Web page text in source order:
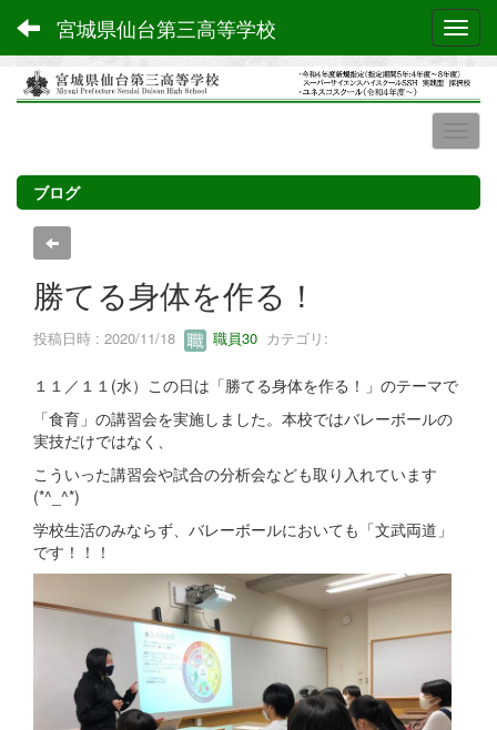
宮城県仙台第三高等学校
ブログ
勝てる身体を作る！
投稿日時 : 2020/11/18 職員30 カテゴリ:
１１／１１(水）この日は「勝てる身体を作る！」のテーマで
「食育」の講習会を実施しました。本校ではバレーボールの
実技だけではなく、
こういった講習会や試合の分析会なども取り入れています
(*^_^*)
学校生活のみならず、バレーボールにおいても「文武両道」
です！！！